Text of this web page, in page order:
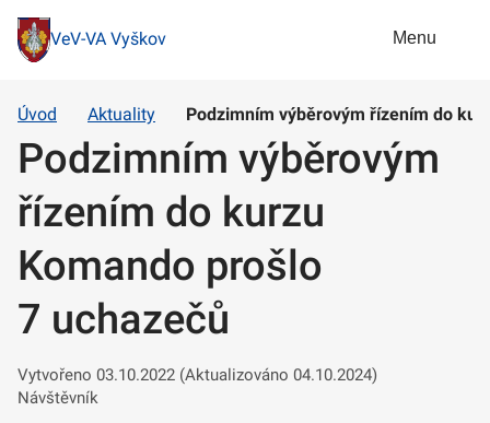
VeV-VA Vyškov Menu
Úvod Aktuality Podzimním výběrovým řízením do
Podzimním výběrovým
řízením do kurzu
Komando prošlo
7 uchazečů
Vytvořeno 03.10.2022 (Aktualizováno 04.10.2024)
Návštěvník